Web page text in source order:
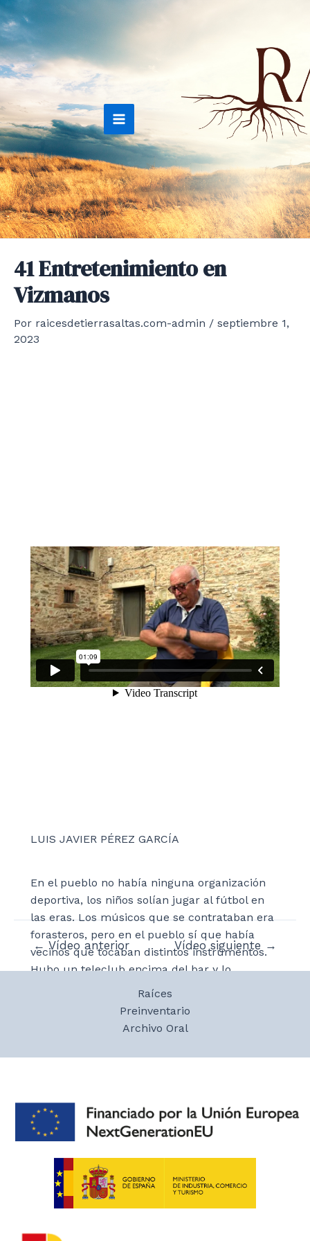
Ir
al
contenido
Main
Menu
41 Entretenimiento en
Vizmanos
Por raicesdetierrasaltas.com-admin / septiembre 1,
2023
LUIS JAVIER PÉREZ GARCÍA
En el pueblo no había ninguna organización
deportiva, los niños solían jugar al fútbol en
las eras. Los músicos que se contrataban era
forasteros, pero en el pueblo sí que había
vecinos que tocaban distintos instrumentos.
Hubo un teleclub encima del bar y lo
promocionaba el Ayuntamiento, durando unos
años hasta que la gente comenzó a tener
Navegación
← Vídeo anterior Vídeo siguiente →
Raíces
Preinventario
Archivo Oral